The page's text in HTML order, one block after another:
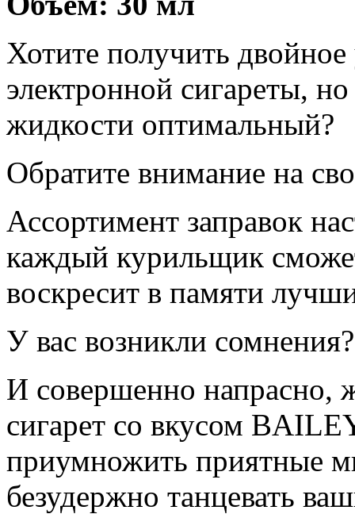
Хотите получить
электронной сигареты,
жидкости оптимальный?
Обратите внимание на
Ассортимент заправок
каждый курильщик
воскресит в памяти
У вас возникли сомнения?
И совершенно напрасно,
сигарет со вкусом
приумножить приятные
безудержно танцевать